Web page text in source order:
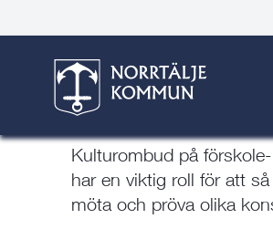
Kulturombud
Kulturombud på
har en viktig roll för att
möta och pröva olika